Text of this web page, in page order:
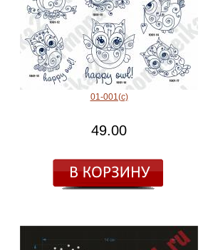
01-001(с)
49.00